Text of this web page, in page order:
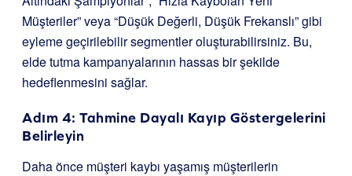
Müşteriler” veya “Düşük Değerli, Düşük Frekanslı” gibi
eyleme geçirilebilir segmentler oluşturabilirsiniz. Bu,
elde tutma kampanyalarının hassas bir şekilde
hedeflenmesini sağlar.
Adım 4: Tahmine Dayalı Kayıp Göstergelerini
Belirleyin
Daha önce müşteri kaybı yaşamış müşterilerin